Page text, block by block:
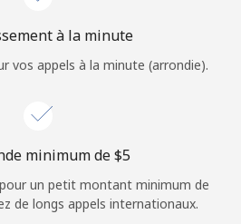
Rappel du mot de passe →
Continue avec
à la minute
vos appels à la minute (arrondie).
minimum de ⁦$5⁩
un petit montant minimum de
de longs appels internationaux.